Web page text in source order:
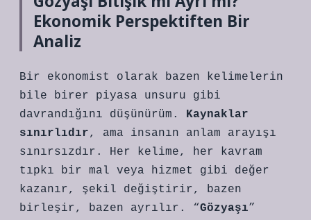
Ekonomik Perspektiften Bir
Analiz
Bir ekonomist olarak bazen kelimelerin
bile birer piyasa unsuru gibi
davrandığını düşünürüm. Kaynaklar
sınırlıdır, ama insanın anlam arayışı
sınırsızdır. Her kelime, her kavram
tıpkı bir mal veya hizmet gibi değer
kazanır, şekil değiştirir, bazen
birleşir, bazen ayrılır. “Gözyaşı”